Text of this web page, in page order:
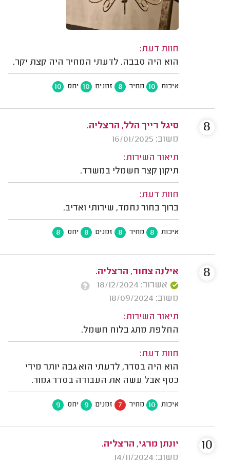
חוות דעת:
הוא היה סבבה. לדעתי המחיר היה קצת יקר.
איכות 10 מחיר 8 זמנים 10 יחס 10
סיגל רייך הלל, הרצליה.
משוב: 16/01/2025
תיאור השירות:
תיקון קצר חשמלי במשרד.
חוות דעת:
ברוך בחור נחמד, שירותי ואדיב.
איכות 8 מחיר 8 זמנים 8 יחס 8
8
אילנה צחור, הרצליה.
אשרור: 18/12/2024
משוב: 18/09/2024
תיאור השירות:
החלפת מתג בלוח חשמל.
חוות דעת:
הוא היה בסדר, לדעתי הוא גבה יותר מידי
כסף אבל עשה את העבודה בסדר גמור.
איכות 10 מחיר 7 זמנים 9 יחס 9
8
יונתן מרגי, הרצליה.
משוב: 14/11/2024
10